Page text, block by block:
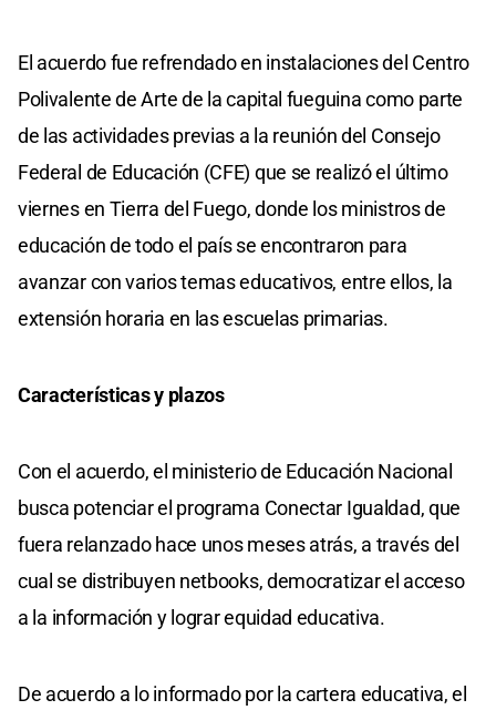
El acuerdo fue refrendado en instalaciones del Centro
Polivalente de Arte de la capital fueguina como parte
de las actividades previas a la reunión del Consejo
Federal de Educación (CFE) que se realizó el último
viernes en Tierra del Fuego, donde los ministros de
educación de todo el país se encontraron para
avanzar con varios temas educativos, entre ellos, la
extensión horaria en las escuelas primarias.
Características y plazos
Con el acuerdo, el ministerio de Educación Nacional
busca potenciar el programa Conectar Igualdad, que
fuera relanzado hace unos meses atrás, a través del
cual se distribuyen netbooks, democratizar el acceso
a la información y lograr equidad educativa.
De acuerdo a lo informado por la cartera educativa, el